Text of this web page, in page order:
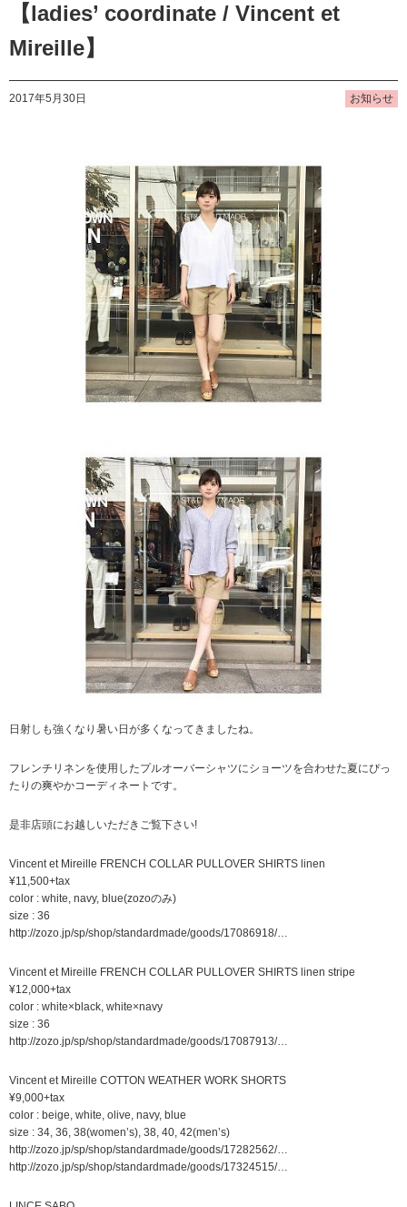
【ladies’ coordinate / Vincent et
Mireille】
2017年5月30日 お知らせ
日射しも強くなり暑い日が多くなってきましたね。
フレンチリネンを使用したプルオーバーシャツにショーツを合わせた夏にぴっ
たりの爽やかコーディネートです。
是非店頭にお越しいただきご覧下さい!
Vincent et Mireille FRENCH COLLAR PULLOVER SHIRTS linen
¥11,500+tax
color : white, navy, blue(zozoのみ)
size : 36
http://zozo.jp/sp/shop/standardmade/goods/17086918/…
Vincent et Mireille FRENCH COLLAR PULLOVER SHIRTS linen stripe
¥12,000+tax
color : white×black, white×navy
size : 36
http://zozo.jp/sp/shop/standardmade/goods/17087913/…
Vincent et Mireille COTTON WEATHER WORK SHORTS
¥9,000+tax
color : beige, white, olive, navy, blue
size : 34, 36, 38(women’s), 38, 40, 42(men’s)
http://zozo.jp/sp/shop/standardmade/goods/17282562/…
http://zozo.jp/sp/shop/standardmade/goods/17324515/…